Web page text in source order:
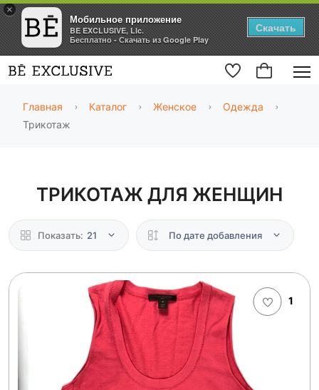
×
Мобильное приложение
BE EXCLUSIVE, Llc.
Бесплатно - Скачать из Google Play
Скачать
Главная Каталог Женское
Одежда
Трикотаж
ТРИКОТАЖ ДЛЯ ЖЕНЩИН
Показать: 21 По дате добавления
1